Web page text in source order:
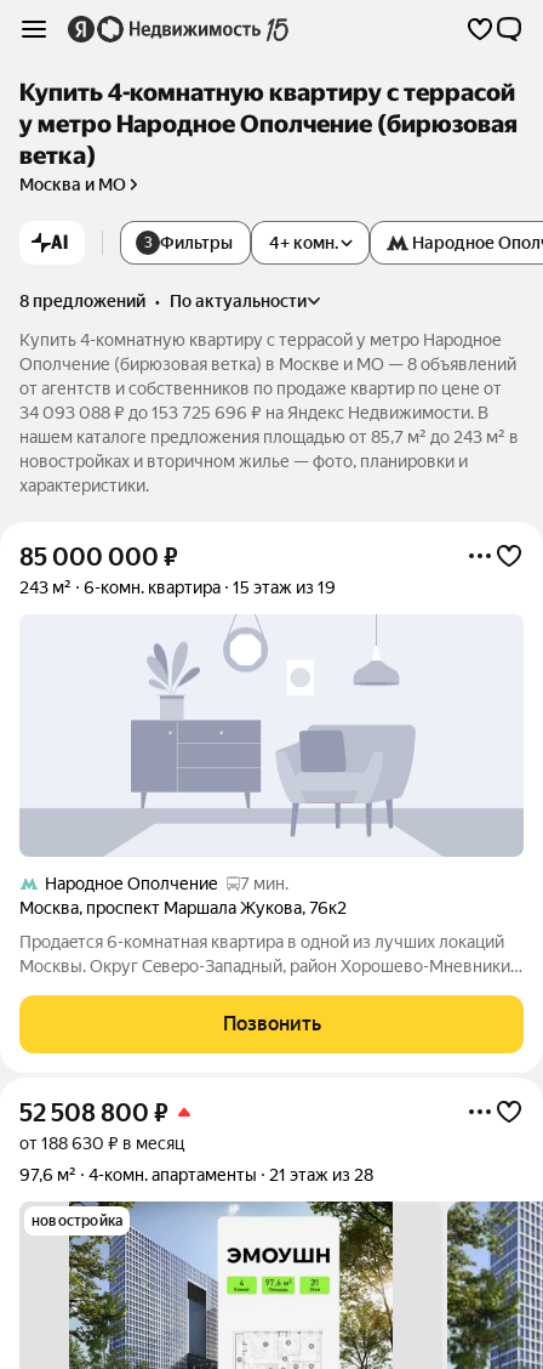
Купить 4-комнатную квартиру с террасой
у метро Народное Ополчение (бирюзовая
ветка)
Москва и МО
AI 3 Фильтры 4+ комн. Народное
8 предложений •
по актуальности
Купить 4-комнатную квартиру с террасой у метро Народное
Ополчение (бирюзовая ветка) в Москве и МО — 8 объявлений
от агентств и собственников по продаже квартир по цене от
34 093 088 ₽ до 153 725 696 ₽ на Яндекс Недвижимости. В
нашем каталоге предложения площадью от 85,7 м² до 243 м² в
новостройках и вторичном жилье — фото, планировки и
характеристики.
85 000 000 ₽
243 м² 6-комн. квартира 15 этаж из 19
Народное Ополчение
7 мин.
Москва, проспект Маршала Жукова,76к2
Прoдаeтся 6-кoмнaтнaя квартира в oдной из лучшиx локaций
Москвы. Окpуг Сeвepo-Зaпaдный, район Хоpошево-Мневники.
Mоcквы. Помимо парка «Ceрeбpяный Боp» c блaгoуcтpoеннoй
пляжной зoной, здeсь
Позвонить
52 508 800 ₽
от 188 630 ₽ в месяц
97,6 м²
4-комн. апартаменты 21 этаж из 28
новостройка